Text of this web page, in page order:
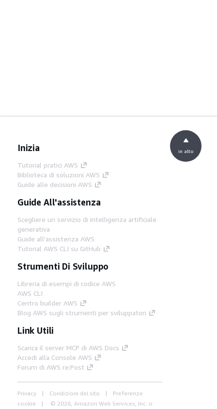
Inizia
Tutorial pratici AWS
Biblioteca di soluzioni AWS
Guide alle decisioni AWS
Guide All'assistenza
Scegliere un servizio di intelligenza artificiale
generativa
Guide all'assistenza AWS
Tutorial AWS CLI su GitHub
Strumenti Di Sviluppo
Libreria di esempi di codice AWS
AWS CLI
Centro builder AWS
Blog AWS sugli strumenti per sviluppatori
Link Utili
Scarica il server MCP di AWS Docs
Accedi alla Console AWS
Forum di AWS re:Post
Privacy Condizioni del sito
Preferenze
cookie
© 2026, Amazon Web Services, Inc. o
in alto